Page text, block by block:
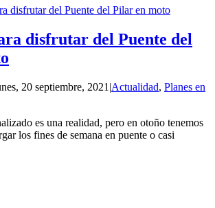
disfrutar del Puente del Pilar en moto
disfrutar del Puente del
20 septiembre, 2021 |Actualidad, Planes en
es una realidad, pero en otoño tenemos
los fines de semana en puente o casi